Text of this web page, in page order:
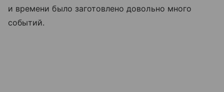
и времени было заготовлено довольно много
событий.